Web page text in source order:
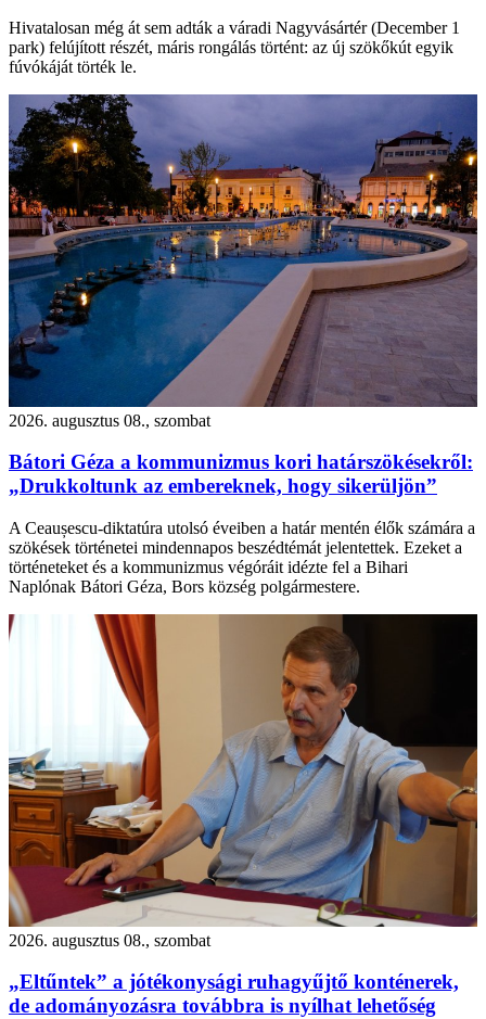
Hivatalosan még át sem adták a váradi Nagyvásártér (December 1
park) felújított részét, máris rongálás történt: az új szökőkút egyik
fúvókáját törték le.
2026. augusztus 08., szombat
Bátori Géza a kommunizmus kori határszökésekről:
„Drukkoltunk az embereknek, hogy sikerüljön”
A Ceaușescu-diktatúra utolsó éveiben a határ mentén élők számára a
szökések történetei mindennapos beszédtémát jelentettek. Ezeket a
történeteket és a kommunizmus végóráit idézte fel a Bihari
Naplónak Bátori Géza, Bors község polgármestere.
2026. augusztus 08., szombat
„Eltűntek” a jótékonysági ruhagyűjtő konténerek,
de adományozásra továbbra is nyílhat lehetőség